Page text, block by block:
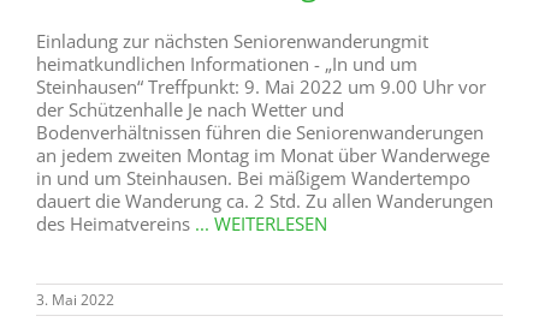
Einladung zur nächsten Seniorenwanderungmit
heimatkundlichen Informationen - „In und um
Steinhausen“ Treffpunkt: 9. Mai 2022 um 9.00 Uhr vor
der Schützenhalle Je nach Wetter und
Bodenverhältnissen führen die Seniorenwanderungen
an jedem zweiten Montag im Monat über Wanderwege
in und um Steinhausen. Bei mäßigem Wandertempo
dauert die Wanderung ca. 2 Std. Zu allen Wanderungen
des Heimatvereins ... WEITERLESEN
3. Mai 2022